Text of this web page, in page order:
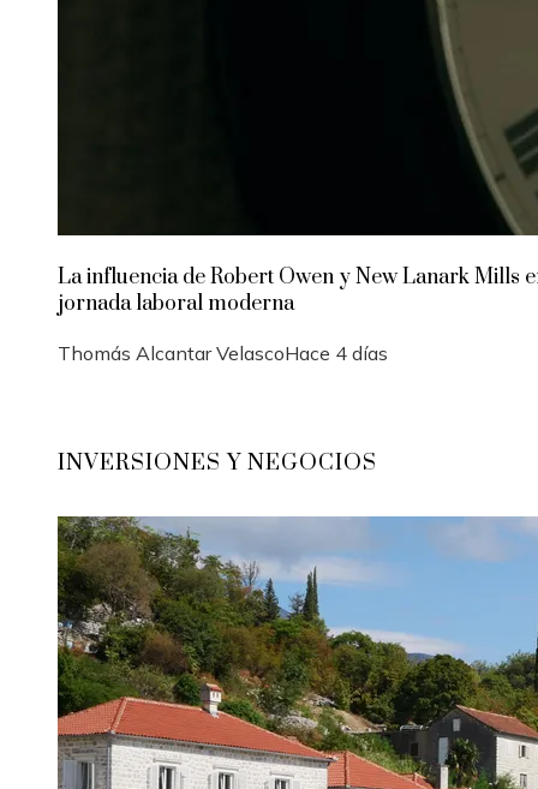
La influencia de Robert Owen y New Lanark Mills
jornada laboral moderna
Thomás Alcantar VelascoHace 4 días
INVERSIONES Y NEGOCIOS